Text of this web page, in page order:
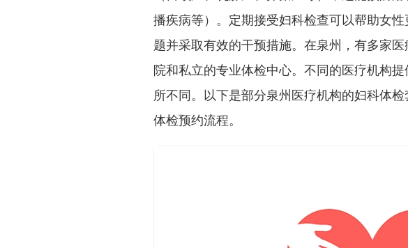
播疾病等）。定期接受妇科检查可以帮助女
题并采取有效的干预措施。在泉州，有多家
院和私立的专业体检中心。不同的医疗机构
所不同。以下是部分泉州医疗机构的妇科体
体检预约流程。